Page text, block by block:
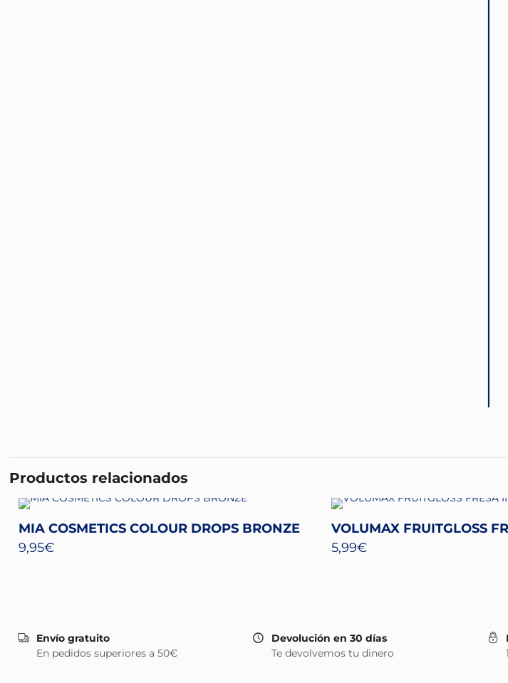
Productos relacionados
MIA COSMETICS COLOUR DROPS BRONZE
9,95€
VOLUMAX FRUITGLOSS
5,99€
Envío gratuito
En pedidos superiores a 50€
Devolución en 30 días
Te devolvemos tu dinero